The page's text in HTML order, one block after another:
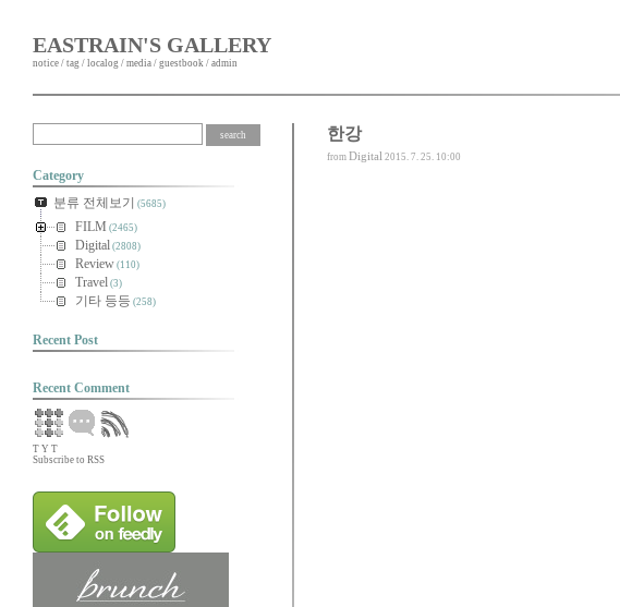
EASTRAIN'S GALLERY
notice / tag / localog / media / guestbook / admin
Category
분류 전체보기 (5685)
FILM (2465)
Digital (2808)
Review (110)
Travel (3)
기타 등등 (258)
Recent Post
Recent Comment
T Y T
Subscribe to RSS
한강
from Digital 2015. 7. 25. 10:00